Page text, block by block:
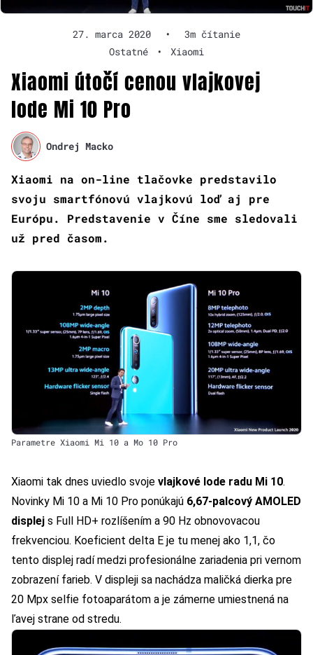
27. marca 2020 •
3m čítanie
Ostatné
• Xiaomi
Xiaomi útočí cenou vlajkovej
lode Mi 10 Pro
Ondrej Macko
Xiaomi na on-line tlačovke predstavilo
svoju smartfónovú vlajkovú loď aj pre
Európu. Predstavenie v Číne sme sledovali
už pred časom.
Parametre Xiaomi Mi 10 a Mo 10 Pro
Xiaomi tak dnes uviedlo svoje vlajkové lode radu Mi 10.
Novinky Mi 10 a Mi 10 Pro ponúkajú 6,67-palcový AMOLED
displej s Full HD+ rozlíšením a 90 Hz obnovovacou
frekvenciou. Koeficient delta E je tu menej ako 1,1, čo
tento displej radí medzi profesionálne zariadenia pri vernom
zobrazení farieb. V displeji sa nachádza maličká dierka pre
20 Mpx selfie fotoaparátom a je zámerne umiestnená na
ľavej strane od stredu.